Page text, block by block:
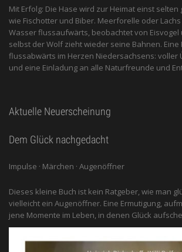
Mit Erfolg: Die Hase wird zur Heimat einst
wie Fischotter und Biber. Meerforelle oder
Wasser flussaufwärts, beobachtet von Eis­vogel
selbst der Wolf zieht wieder seine Bahnen. Eine
flussabwärts im Herzen Niedersachsens: voller
und eine Einladung an alle ­Naturfreunde und
Aktuelle Neuerscheinung
Dem Glück nachgedacht
Impulse · Märchen · Augenöffner
Dieses kleine Buch ist kein Ratgeber, wie man
vielleicht ein Augenöffner. Eine Ermutigung,
jene Momente im Leben, in denen Glück